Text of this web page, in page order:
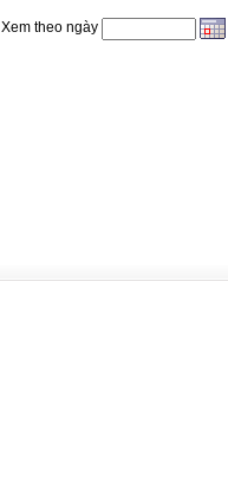
Xem theo ngày